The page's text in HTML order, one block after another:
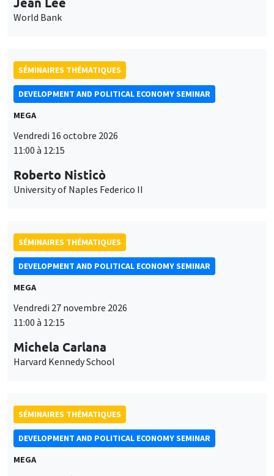
World Bank
SÉMINAIRES THÉMATIQUES
DEVELOPMENT AND POLITICAL ECONOMY SEMINAR
MEGA
Vendredi 16 octobre 2026
11:00 à 12:15
Roberto Nisticò
University of Naples Federico II
SÉMINAIRES THÉMATIQUES
DEVELOPMENT AND POLITICAL ECONOMY SEMINAR
MEGA
Vendredi 27 novembre 2026
11:00 à 12:15
Michela Carlana
Harvard Kennedy School
SÉMINAIRES THÉMATIQUES
DEVELOPMENT AND POLITICAL ECONOMY SEMINAR
MEGA